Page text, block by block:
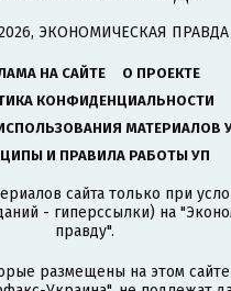
ЭКОНОМИЧЕСКАЯ ПРАВДА
НА САЙТЕ
О ПРОЕКТЕ
КОНФИДЕНЦИАЛЬНОСТИ
МАТЕРИАЛОВ
И ПРАВИЛА РАБОТЫ УП
сайта только при
- гиперссылки) на
правду".
размещены на этом